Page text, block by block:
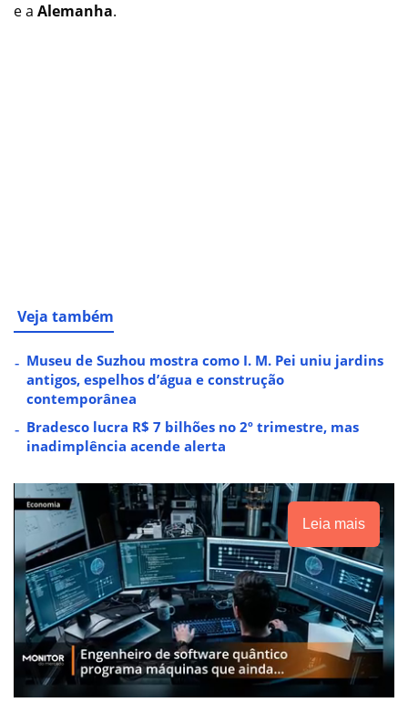
e a Alemanha.
Veja também
Museu de Suzhou mostra como I. M. Pei uniu jardins
antigos, espelhos d’água e construção
contemporânea
Bradesco lucra R$ 7 bilhões no 2º trimestre, mas
inadimplência acende alerta
Leia mais